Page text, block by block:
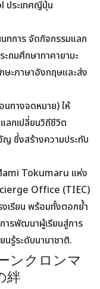
ประเทศญี่ปุ่น
ทการ จัดกิจกรรมแลก
ถมศึกษาทาคายามะ
ะภาษาอังกฤษและส่ง
ทางจดหมาย) ให้
ลกเปลี่ยนวิถีชีวิต
ซึ่งสร้างความประทับ
Tokumaru แห่ง
Office (TIEC)
งเรียน พร้อมทั้งตอกย้ำ
ารพัฒนาผู้เรียนสู่การ
นรู้ระดับนานาชาติ.
ンクロンマ
絆